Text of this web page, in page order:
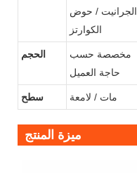
الجرانيت / حوض
الكوارتز
الحجم
مخصصة حسب
حاجة العميل
سطح مات / لامعة
ميزة المنتج